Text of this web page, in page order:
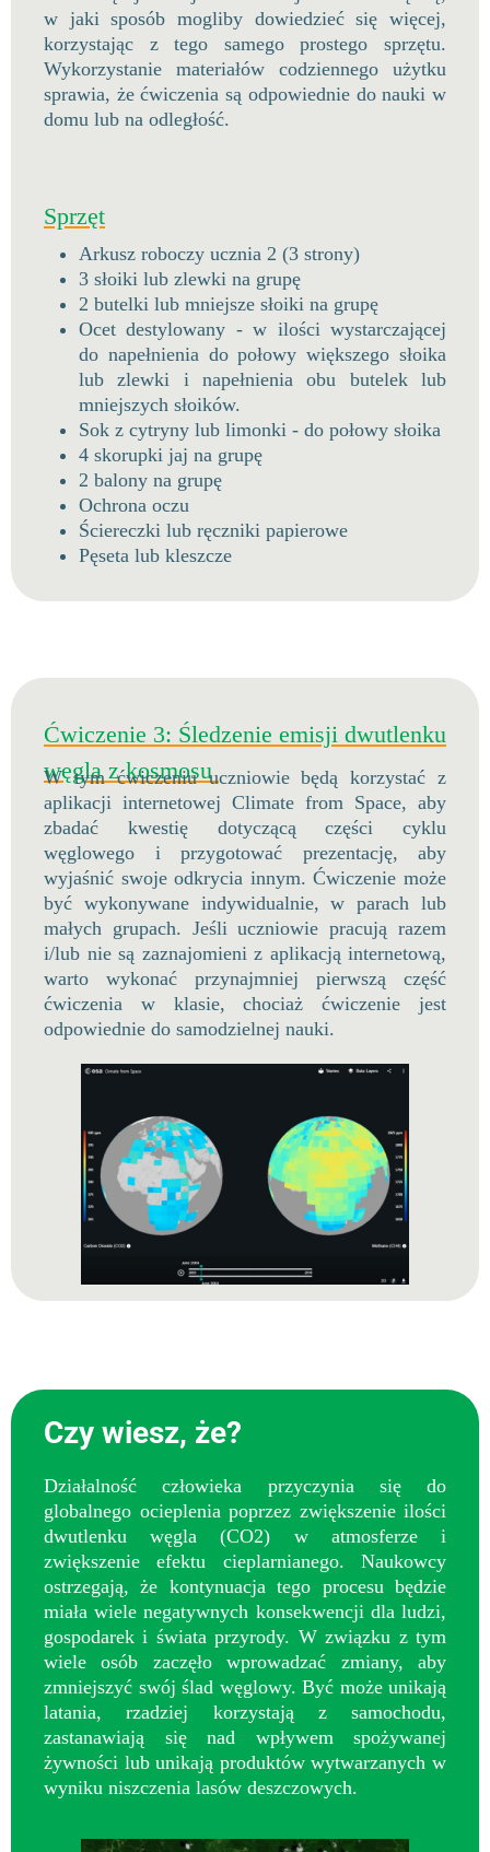
w jaki sposób mogliby dowiedzieć się więcej,
korzystając z tego samego prostego sprzętu.
Wykorzystanie materiałów codziennego użytku
sprawia, że ćwiczenia są odpowiednie do nauki w
domu lub na odległość.
Sprzęt
Arkusz roboczy ucznia 2 (3 strony)
3 słoiki lub zlewki na grupę
2 butelki lub mniejsze słoiki na grupę
Ocet destylowany - w ilości wystarczającej
do napełnienia do połowy większego słoika
lub zlewki i napełnienia obu butelek lub
mniejszych słoików.
Sok z cytryny lub limonki - do połowy słoika
4 skorupki jaj na grupę
2 balony na grupę
Ochrona oczu
Ściereczki lub ręczniki papierowe
Pęseta lub kleszcze
Ćwiczenie 3: Śledzenie emisji dwutlenku
węgla z kosmosu
W tym ćwiczeniu uczniowie będą korzystać z
aplikacji internetowej Climate from Space, aby
zbadać kwestię dotyczącą części cyklu
węglowego i przygotować prezentację, aby
wyjaśnić swoje odkrycia innym. Ćwiczenie może
być wykonywane indywidualnie, w parach lub
małych grupach. Jeśli uczniowie pracują razem
i/lub nie są zaznajomieni z aplikacją internetową,
warto wykonać przynajmniej pierwszą część
ćwiczenia w klasie, chociaż ćwiczenie jest
odpowiednie do samodzielnej nauki.
Czy wiesz, że?
Działalność człowieka przyczynia się do
globalnego ocieplenia poprzez zwiększenie ilości
dwutlenku węgla (CO2) w atmosferze i
zwiększenie efektu cieplarnianego. Naukowcy
ostrzegają, że kontynuacja tego procesu będzie
miała wiele negatywnych konsekwencji dla ludzi,
gospodarek i świata przyrody. W związku z tym
wiele osób zaczęło wprowadzać zmiany, aby
zmniejszyć swój ślad węglowy. Być może unikają
latania, rzadziej korzystają z samochodu,
zastanawiają się nad wpływem spożywanej
żywności lub unikają produktów wytwarzanych w
wyniku niszczenia lasów deszczowych.